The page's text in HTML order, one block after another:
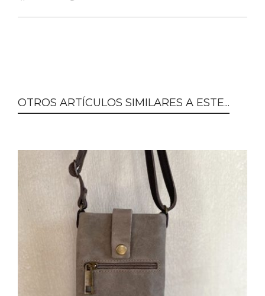
OTROS ARTÍCULOS SIMILARES A ESTE...